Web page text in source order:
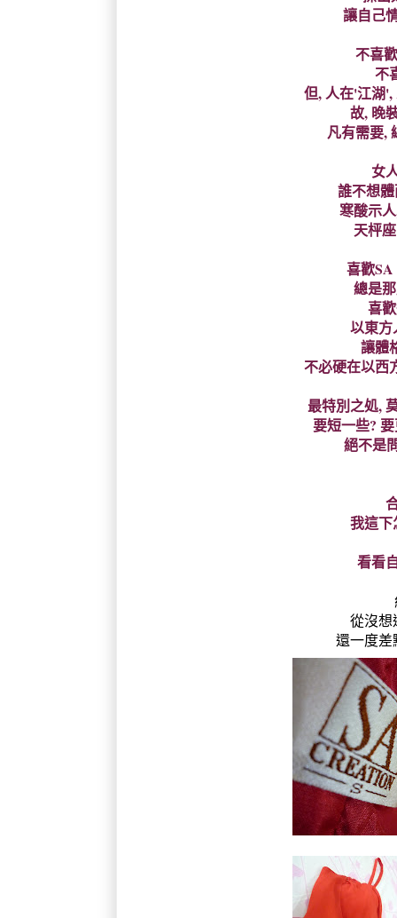
讓自己
不喜
不
但, 人在'江湖
故, 晚
凡有需要,
女
誰不想
寒酸示
天枰
喜歡
總是
喜
以東方
讓體
不必硬在以西
最特別之処,
要短一些?
絕不是
我這下
看看
從沒想
還一度差